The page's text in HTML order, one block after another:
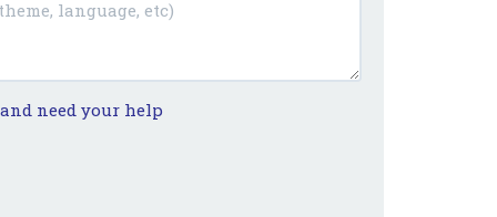
need your help